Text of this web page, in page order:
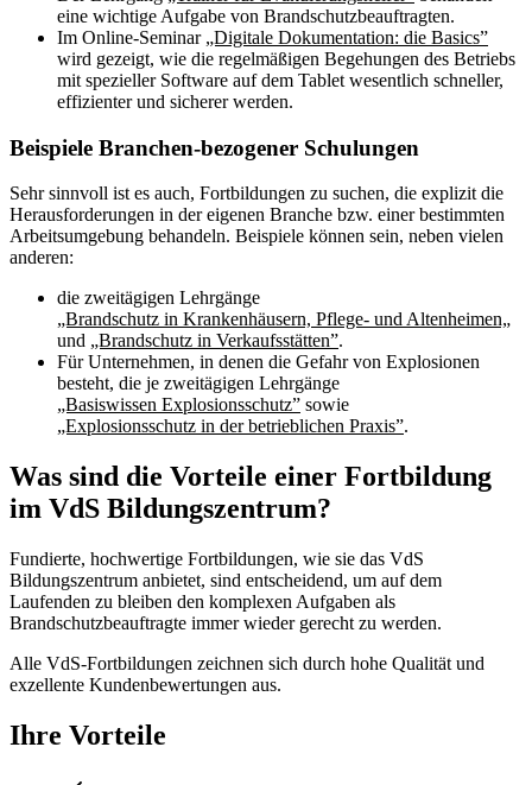
eine wichtige Aufgabe von Brandschutzbeauftragten.
Im Online-Seminar „Digitale Dokumentation: die Basics”
wird gezeigt, wie die regelmäßigen Begehungen des Betriebs
mit spezieller Software auf dem Tablet wesentlich schneller,
effizienter und sicherer werden.
Beispiele Branchen-bezogener Schulungen
Sehr sinnvoll ist es auch, Fortbildungen zu suchen, die explizit die
Herausforderungen in der eigenen Branche bzw. einer bestimmten
Arbeitsumgebung behandeln. Beispiele können sein, neben vielen
anderen:
die zweitägigen Lehrgänge
„Brandschutz in Krankenhäusern, Pflege- und Altenheimen„
und „Brandschutz in Verkaufsstätten”.
Für Unternehmen, in denen die Gefahr von Explosionen
besteht, die je zweitägigen Lehrgänge
„Basiswissen Explosionsschutz” sowie
„Explosionsschutz in der betrieblichen Praxis”.
Was sind die Vorteile einer Fortbildung
im VdS Bildungszentrum?
Fundierte, hochwertige Fortbildungen, wie sie das VdS
Bildungszentrum anbietet, sind entscheidend, um auf dem
Laufenden zu bleiben den komplexen Aufgaben als
Brandschutzbeauftragte immer wieder gerecht zu werden.
Alle VdS-Fortbildungen zeichnen sich durch hohe Qualität und
exzellente Kundenbewertungen aus.
Ihre Vorteile